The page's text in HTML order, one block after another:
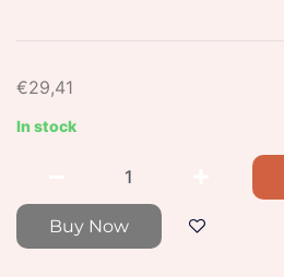
€29,41
In stock
Buy Now